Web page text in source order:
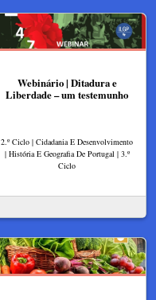
Webinário | Ditadura e
Liberdade – um testemunho
2.º Ciclo | Cidadania E Desenvolvimento
| História E Geografia De Portugal | 3.º
Ciclo